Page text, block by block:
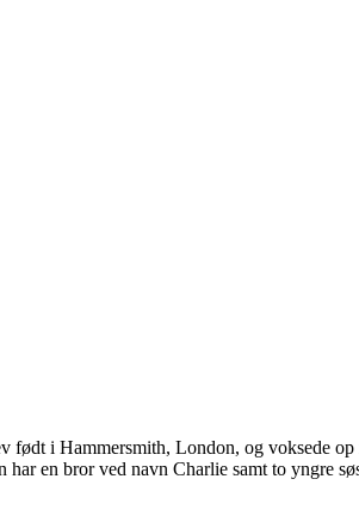
i Hammersmith, London, og voksede
en bror ved navn Charlie samt to yngre